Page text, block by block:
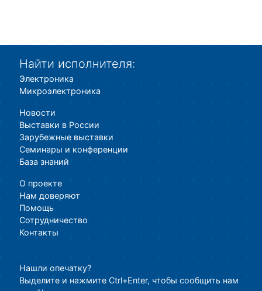
Найти исполнителя:
Электроника
Микроэлектроника
Новости
Выставки в России
Зарубежные выставки
Семинары и конференции
База знаний
О проекте
Нам доверяют
Помощь
Сотрудничество
Контакты
Нашли опечатку?
Выделите и нажмите Ctrl+Enter, чтобы сообщить нам